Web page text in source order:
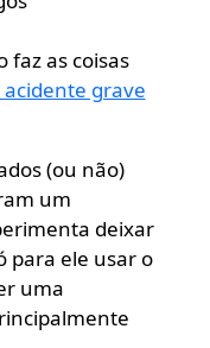
faz as coisas
grave
(ou não)
um
deixar
para ele usar o
uma